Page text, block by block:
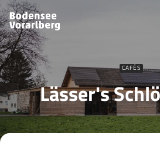
CAFÉS
Lässer's